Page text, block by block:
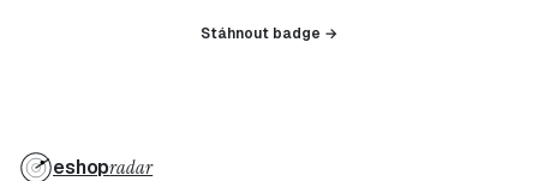
Stáhnout badge →
eshopradar